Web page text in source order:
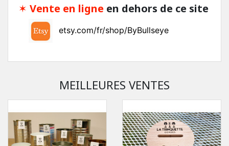
✶ Vente en ligne en dehors de ce site
etsy.com/fr/shop/ByBullseye
MEILLEURES VENTES